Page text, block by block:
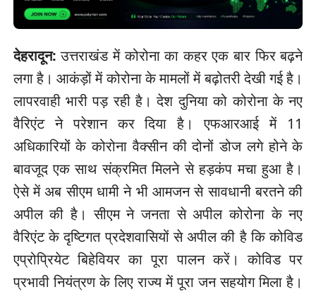
देहरादून: उत्तराखंड में कोरोना का कहर एक बार फिर बढ़ने
लगा है। आकंड़ों में कोरोना के मामलों में बढ़ोतरी देखी गई है।
लापरवाही भारी पड़ रही है। देश दुनिया को कोरोना के नए
वैरिएंट ने परेशान कर दिया है। एफआरआई में 11
अधिकारियों के कोरोना वैक्सीन की दोनों डोज लगे होने के
बावजूद एक साथ संक्रमित मिलने से हड़कंप मचा हुआ है।
ऐसे में अब सीएम धामी ने भी आमजन से सावधानी बरतने की
अपील की है। सीएम ने जनता से अपील कोरोना के नए
वैरिएंट के दृष्टिगत प्रदेशवासियों से अपील की है कि कोविड
एप्रोप्रियेट बिहेवियर का पूरा पालन करें। कोविड पर
प्रभावी नियंत्रण के लिए राज्य में पूरा जन सहयोग मिला है।